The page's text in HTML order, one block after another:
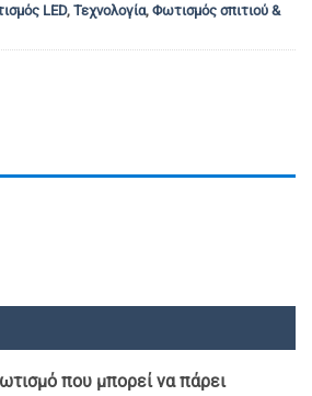
LED, Τεχνολογία, Φωτισμός σπιτιού &
που μπορεί να πάρει